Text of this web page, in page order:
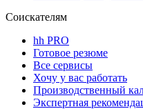
Соискателям
hh PRO
Готовое резюме
Все сервисы
Хочу у вас работать
Производственный
Экспертная